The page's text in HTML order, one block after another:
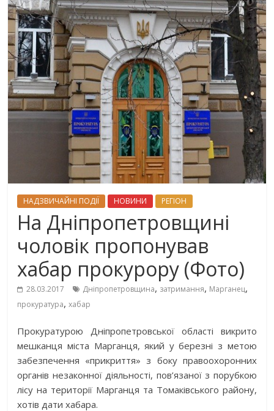
НАДЗВИЧАЙНІ ПОДІЇ НОВИНИ РЕГІОН
На Дніпропетровщині
чоловік пропонував
хабар прокурору (Фото)
28.03.2017 Дніпропетровщина, затримання, Марганец,
прокуратура,хабар
Прокуратурою Дніпропетровської області викрито
мешканця міста Марганця, який у березні з метою
забезпечення «прикриття» з боку правоохоронних
органів незаконної діяльності, пов’язаної з порубкою
лісу на території Марганця та Томаківського району,
хотів дати хабара.